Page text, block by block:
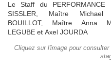
Le Staff du
SISSLER, Maître Michael
BOUILLOT, Maître Anna
LEGUBE et Axel JOURDA
Cliquez sur l'image pour